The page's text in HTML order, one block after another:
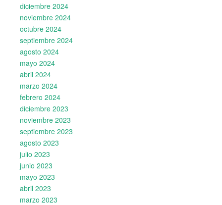
diciembre 2024
noviembre 2024
octubre 2024
septiembre 2024
agosto 2024
mayo 2024
abril 2024
marzo 2024
febrero 2024
diciembre 2023
noviembre 2023
septiembre 2023
agosto 2023
julio 2023
junio 2023
mayo 2023
abril 2023
marzo 2023